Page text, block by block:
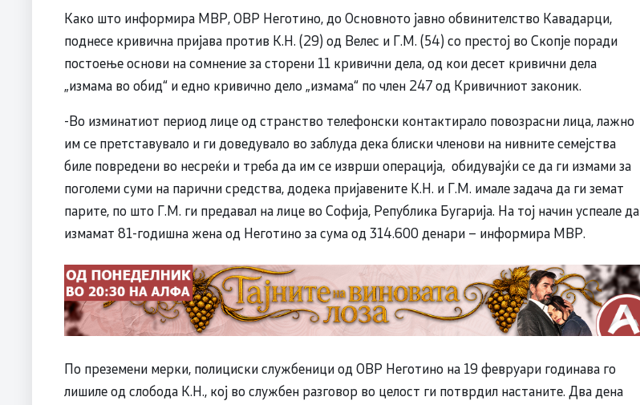
Како што информира МВР, ОВР Неготино, до Основното јавно обвинителство Кавадарци,
поднесе кривична пријава против К.Н. (29) од Велес и Г.М. (54) со престој во Скопје поради
постоење основи на сомнение за сторени 11 кривични дела, од кои десет кривични дела
„измама во обид“ и едно кривично дело „измама“ по член 247 од Кривичниот законик.
-Во изминатиот период лице од странство телефонски контактирало повозрасни лица, лажно
им се претставувало и ги доведувало во заблуда дека блиски членови на нивните семејства
биле повредени во несреќи и треба да им се изврши операција, обидувајќи се да ги измами за
поголеми суми на парични средства, додека пријавените К.Н. и Г.М. имале задача да ги земат
парите, по што Г.М. ги предавал на лице во Софија, Република Бугарија. На тој начин успеале да
измамат 81-годишна жена од Неготино за сума од 314.600 денари – информира МВР.
По преземени мерки, полициски службеници од ОВР Неготино на 19 февруари годинава го
лишиле од слобода К.Н., кој во службен разговор во целост ги потврдил настаните. Два дена